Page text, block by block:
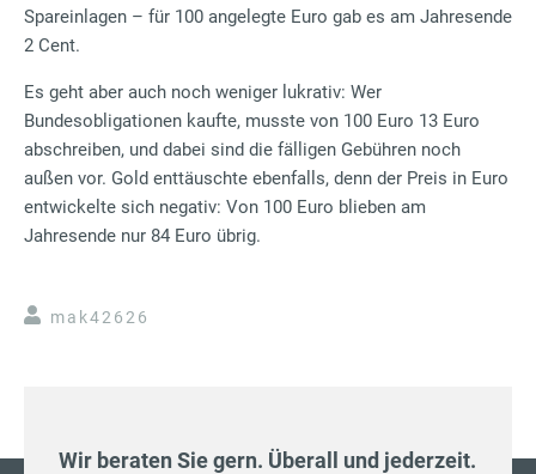
Spareinlagen – für 100 angelegte Euro gab es am Jahresende
2 Cent.
Es geht aber auch noch weniger lukrativ: Wer
Bundesobligationen kaufte, musste von 100 Euro 13 Euro
abschreiben, und dabei sind die fälligen Gebühren noch
außen vor. Gold enttäuschte ebenfalls, denn der Preis in Euro
entwickelte sich negativ: Von 100 Euro blieben am
Jahresende nur 84 Euro übrig.
mak42626
Wir beraten Sie gern. Überall und jederzeit.